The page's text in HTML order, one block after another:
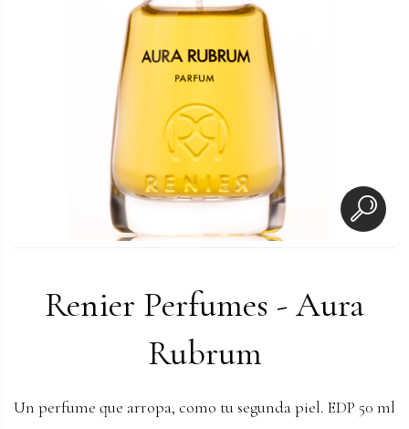
Renier Perfumes - Aura
Rubrum
Un perfume que arropa, como tu segunda piel. EDP 50 ml